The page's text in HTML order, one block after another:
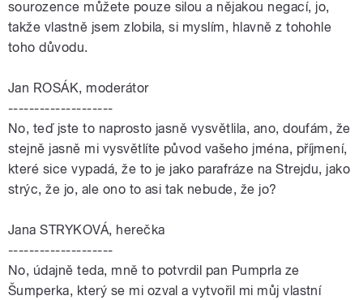
sourozence můžete pouze silou a nějakou negací, jo,
takže vlastně jsem zlobila, si myslím, hlavně z tohohle
toho důvodu.
Jan ROSÁK, moderátor
--------------------
No, teď jste to naprosto jasně vysvětlila, ano, doufám, že
stejně jasně mi vysvětlíte původ vašeho jména, příjmení,
které sice vypadá, že to je jako parafráze na Strejdu, jako
strýc, že jo, ale ono to asi tak nebude, že jo?
Jana STRYKOVÁ, herečka
--------------------
No, údajně teda, mně to potvrdil pan Pumprla ze
Šumperka, který se mi ozval a vytvořil mi můj vlastní